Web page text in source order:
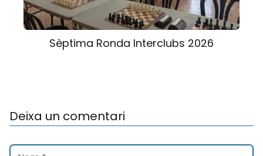
Sèptima Ronda Interclubs 2026
Deixa un comentari